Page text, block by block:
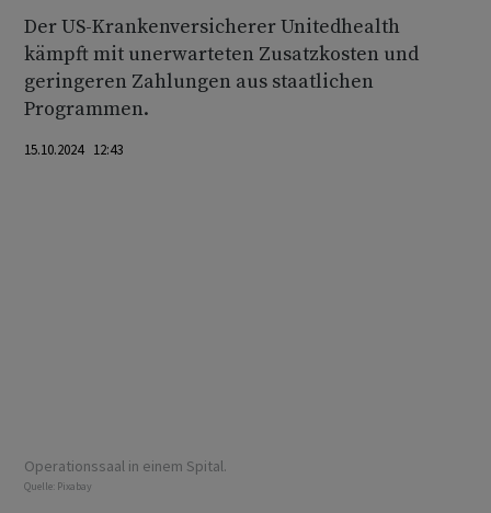
Der US-Krankenversicherer Unitedhealth
kämpft mit unerwarteten Zusatzkosten und
geringeren Zahlungen aus staatlichen
Programmen.
15.10.2024 12:43
Operationssaal in einem Spital.
Quelle: Pixabay